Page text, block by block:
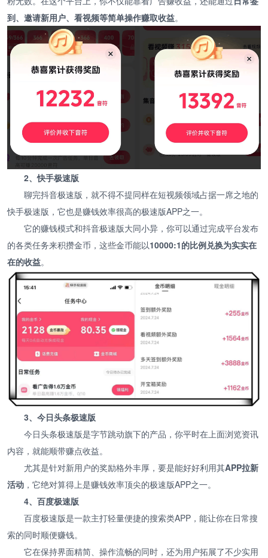
到、邀请新用户、看视频等简单操作赚取收益。
2、快手极速版
聊完抖音极速版，就不得不提同样在短视频领域占据一席之地的
快手极速版，它也是赚钱效率很高的极速版APP之一。
它的赚钱模式和抖音极速版大同小异，你可以通过完成平台发布
的各类任务来积攒金币，这些金币能以10000:1的比例兑换为实实在
在的收益。
3、今日头条极速版
今日头条极速版是字节跳动旗下的产品，你平时在上面浏览资讯
内容，就能顺带赚点收益。
尤其是针对新用户的奖励格外丰厚，要是能好好利用其APP拉新
活动 ，它绝对算得上是赚钱效率顶尖的极速版APP之一。
4、百度极速版
百度极速版是一款主打轻量便捷的搜索类APP，能让你在日常搜
索的同时顺便赚钱。
它在保持界面精简、操作流畅的同时，还为用户拓展了不少实用